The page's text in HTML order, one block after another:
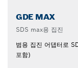
GDE MAX
SDS max용 집진
범용 집진 어댑터로
포함)